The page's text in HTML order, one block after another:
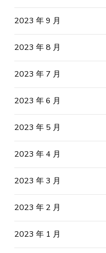
2023 年 9 月
2023 年 8 月
2023 年 7 月
2023 年 6 月
2023 年 5 月
2023 年 4 月
2023 年 3 月
2023 年 2 月
2023 年 1 月